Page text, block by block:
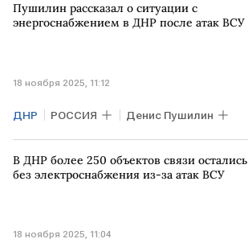
Пушилин рассказал о ситуации с
энергоснабжением в ДНР после атак ВСУ
18 ноября 2025, 11:12
ДНР РОССИЯ Денис Пушилин
Энергетика
В ДНР более 250 объектов связи остались
без электроснабжения из-за атак ВСУ
18 ноября 2025, 11:04